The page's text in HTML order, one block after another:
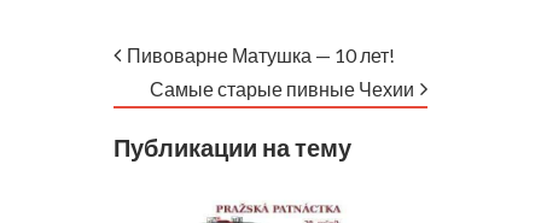
Пивоварне Матушка — 10 лет!
Самые старые пивные Чехии
Публикации на тему